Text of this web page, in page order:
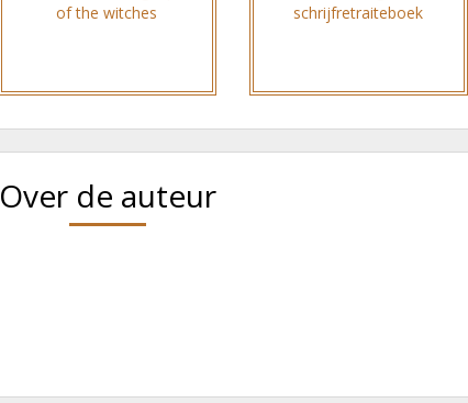
of the witches
schrijfretraiteboek
Over de auteur